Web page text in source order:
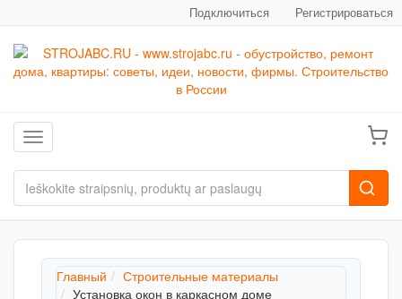
Подключиться Регистрироваться
Toggle navigation
Главный
Строительные материалы
Установка окон в каркасном доме